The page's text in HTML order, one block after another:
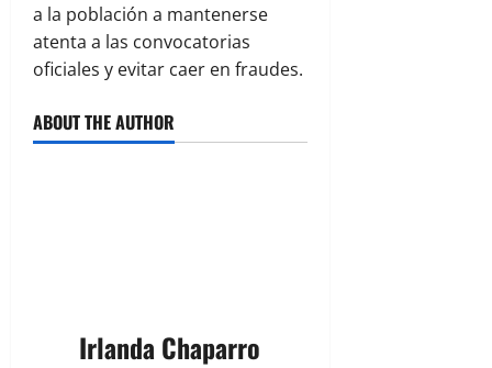
a la población a mantenerse
atenta a las convocatorias
oficiales y evitar caer en fraudes.
ABOUT THE AUTHOR
Irlanda Chaparro